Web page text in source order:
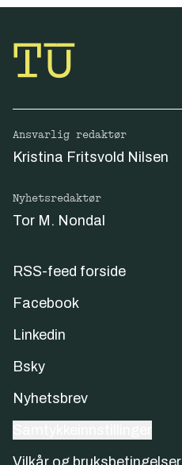
Ansvarlig redaktør
Kristina Fritsvold Nilsen
Nyhetsredaktør
Tor M. Nondal
RSS-feed forside
Facebook
Linkedin
Bsky
Nyhetsbrev
Vilkår og bruksbetingelser